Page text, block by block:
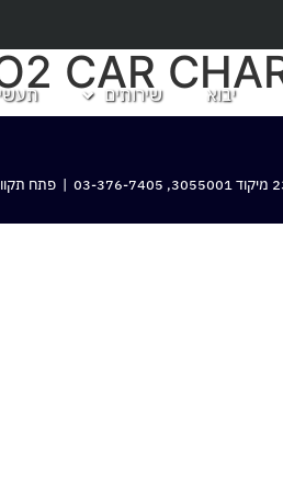
יבוא שירותים
CAR
03-376-7405 | פתח